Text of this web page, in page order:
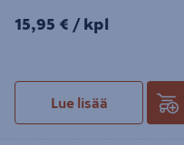
15,95€/kpl
15,95 € / kpl
Lue lisää